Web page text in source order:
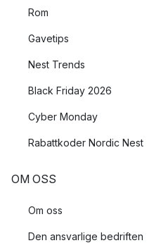
Rom
Gavetips
Nest Trends
Black Friday 2026
Cyber Monday
Rabattkoder Nordic Nest
OM OSS
Om oss
Den ansvarlige bedriften